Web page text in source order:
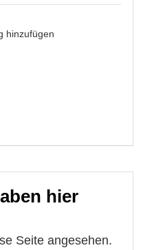
hinzufügen
hier
Seite angesehen.